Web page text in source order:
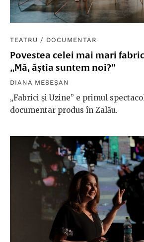
TEATRU / DOCUMENTAR
Povestea celei mai mari
„Mă, ăștia suntem noi?”
DIANA MESEȘAN
„Fabrici și Uzine” e primul
documentar produs în Zalău.